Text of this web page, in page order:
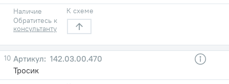
Наличие
Обратитесь к
консультанту
К схеме
10
142.03.00.470
Тросик